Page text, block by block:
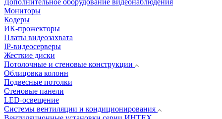
Дополнительное оборудование видеонаблюдения
Мониторы
Кодеры
ИК-прожекторы
Платы видеозахвата
IP-видеосерверы
Жесткие диски
Потолочные и стеновые конструкции
Облицовка колонн
Подвесные потолки
Стеновые панели
LED-освещение
Системы вентиляции и кондиционирования